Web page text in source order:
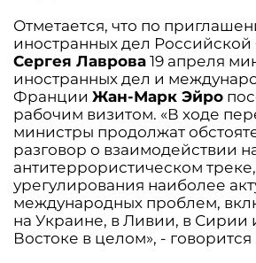
Отметается, что по
иностранных дел
Сергея Лаврова 19 апреля
иностранных дел и
Франции Жан-Марк Эйро
рабочим визитом. «В ходе
министры продолжат
разговор о взаимодействии
антитеррористическом
урегулирования наиболее
международных проблем,
на Украине, в Ливии, в Сирии
Востоке в целом», -